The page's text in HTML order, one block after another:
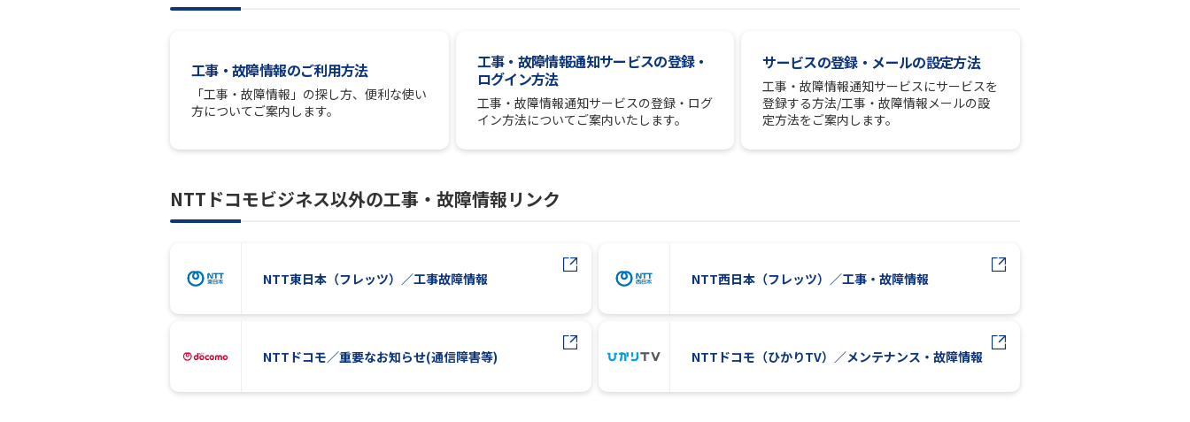
工事・故障情報のご利用方法
「工事・故障情報」の探し方、便利な使い
方についてご案内します。
工事・故障情報通知サービスの登録・
ログイン方法
工事・故障情報通知サービスの登録・ログ
イン方法についてご案内いたします。
サービスの登録・メールの設定方法
工事・故障情報通知サービスにサービスを
登録する方法/工事・故障情報メールの設
定方法をご案内します。
NTTドコモビジネス以外の工事・故障情報リンク
NTT東日本（フレッツ）／工事故障情報 NTT西日本（フレッツ）／工事・故障情報
NTTドコモ／重要なお知らせ(通信障害等) NTTドコモ（ひかりTV）／メンテナンス・故障情報